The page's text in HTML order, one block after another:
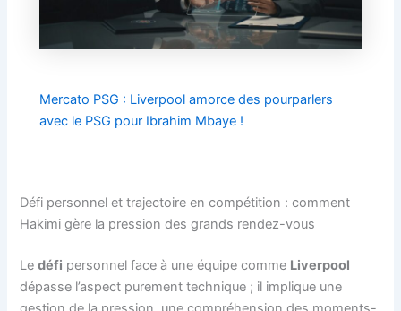
Mercato PSG : Liverpool amorce des pourparlers
avec le PSG pour Ibrahim Mbaye !
Défi personnel et trajectoire en compétition : comment
Hakimi gère la pression des grands rendez-vous
Ledéfi personnel face à une équipe comme Liverpool
dépasse l’aspect purement technique ; il implique une